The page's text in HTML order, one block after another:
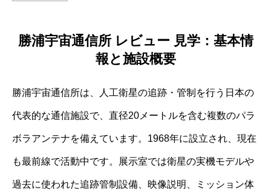
勝浦宇宙通信所 レビュー 見学：基本情
報と施設概要
勝浦宇宙通信所は、人工衛星の追跡・管制を行う日本の
代表的な通信施設で、直径20メートルを含む複数のパラ
ボラアンテナを備えています。1968年に設立され、現在
も最前線で活動中です。展示室では衛星の実機モデルや
過去に使われた追跡管制設備、映像説明、ミッション体